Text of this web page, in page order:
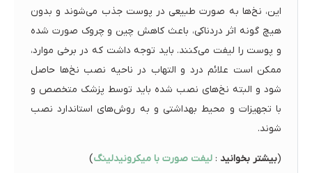
این، نخ‌ها به صورت طبیعی در پوست جذب می‌شوند و بدون
هیچ گونه اثر دردناکی، باعث کاهش چین و چروک صورت شده
و پوست را لیفت می‌کنند. باید توجه داشت که در برخی موارد،
ممکن است علائم درد و التهاب در ناحیه نصب نخ‌ها حاصل
شود و البته نخ‌های نصب شده باید توسط پزشک متخصص و
با تجهیزات و محیط بهداشتی و به روش‌های استاندارد نصب
شوند.
(بیشتر بخوانید : لیفت صورت با میکرونیدلینگ)